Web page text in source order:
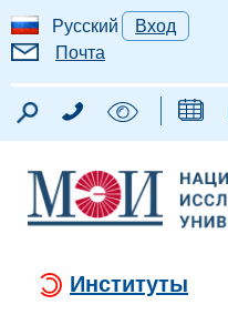
Русский
Вход
Почта
Институты